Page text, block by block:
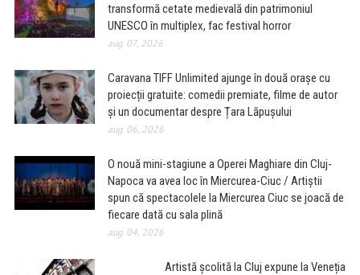
transformă cetate medievală din patrimoniul
UNESCO în multiplex, fac festival horror
aug. 07, 2026
Caravana TIFF Unlimited ajunge în două orașe cu
proiecții gratuite: comedii premiate, filme de autor
și un documentar despre Țara Lăpușului
aug. 06, 2026
O nouă mini-stagiune a Operei Maghiare din Cluj-
Napoca va avea loc în Miercurea-Ciuc / Artiștii
spun că spectacolele la Miercurea Ciuc se joacă de
fiecare dată cu sala plină
aug. 04, 2026
Artistă școlită la Cluj expune la Veneția